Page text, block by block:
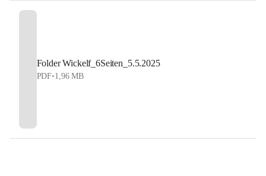
Folder Wickelf_6Seiten_5.5.2025
PDF•1,96 MB